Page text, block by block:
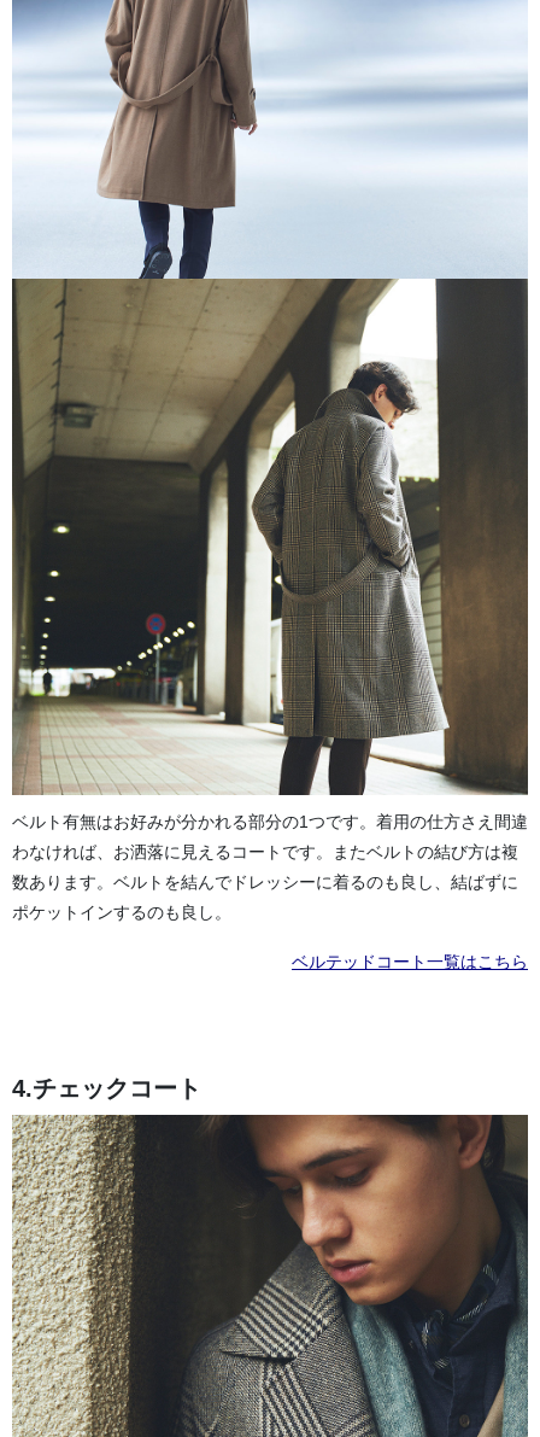
ベルト有無はお好みが分かれる部分の1つです。着用の仕方さえ間違
わなければ、お洒落に見えるコートです。またベルトの結び方は複
数あります。ベルトを結んでドレッシーに着るのも良し、結ばずに
ポケットインするのも良し。
ベルテッドコート一覧はこちら
4.チェックコート